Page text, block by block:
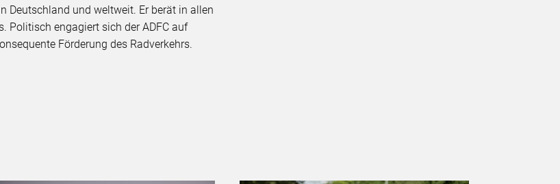
Deutschland und weltweit. Er berät in allen
Politisch engagiert sich der ADFC auf
Förderung des Radverkehrs.